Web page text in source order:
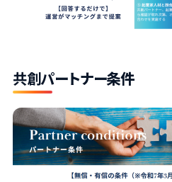
共創パートナー条件